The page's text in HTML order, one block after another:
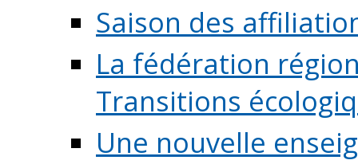
Saison des
La fédération
Transitions
Une nouvelle